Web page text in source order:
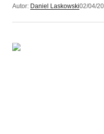
Autor: Daniel Laskowski02/04/